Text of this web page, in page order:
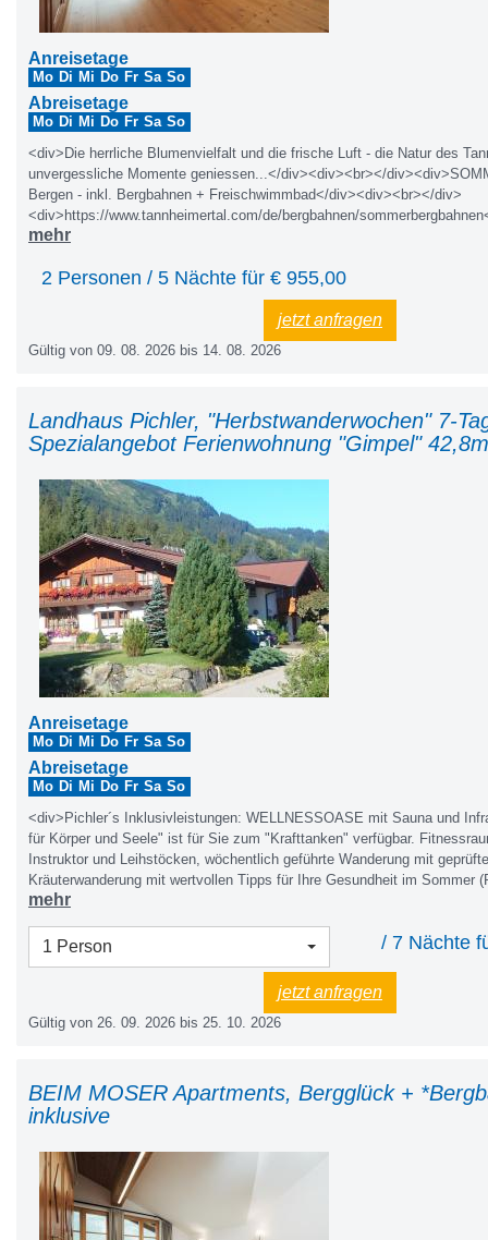
Anreisetage
Mo Di Mi Do Fr Sa So
Abreisetage
Mo Di Mi Do Fr Sa So
<div>Die herrliche Blumenvielfalt und die frische Luft - die Natur des
unvergessliche Momente geniessen...</div><div><br></
Bergen - inkl. Bergbahnen + Freischwimmbad</div><div><br></div>
<div>https://www.tannheimertal.com/de/bergbahnen/
mehr
2 Personen / 5 Nächte für € 955,00
jetzt anfragen
Gültig von 09. 08. 2026 bis 14. 08. 2026
Landhaus Pichler, "Herbstwanderwochen" 7-
Spezialangebot Ferienwohnung "Gimpel"
Anreisetage
Mo Di Mi Do Fr Sa So
Abreisetage
Mo Di Mi Do Fr Sa So
<div>Pichler´s Inklusivleistungen: WELLNESSOASE mit Sauna und
für Körper und Seele" ist für Sie zum "Krafttanken" verfügbar.
Instruktor und Leihstöcken, wöchentlich geführte Wanderung mit
Kräuterwanderung mit wertvollen Tipps für Ihre Gesundheit im Sommer
große möblierte Sonnenterrasse und Liegewiese mit
Reisebett, Hochstuhl. Rodel und Rutschteller, Fahrräder auch mit
Parkplätze, kleine Bibliothek, W-LAN im ganzen Haus, Bett- und
und Saunatücher, attraktive Ermäßigungen mit unserer „Vorteilscard“,
Museumsführung, 2 x wöchentlich geführte Wanderung rund ums
Haldensee inklusive, für Ihre GESUNDHEIT: Belebtes Granderwasser
kleine Überraschung</div><div><br></div>
mehr
1 Person / 7 Nächte
jetzt anfragen
Gültig von 26. 09. 2026 bis 25. 10. 2026
BEIM MOSER Apartments, Bergglück +
inklusive